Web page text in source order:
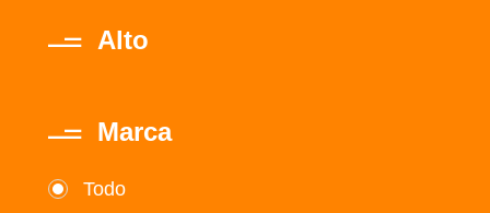
Alto
Marca
Todo